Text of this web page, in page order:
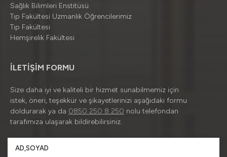
Sağlık Bilimleri Enstitüsü
Tıp Fakültesi Uzmanlık Öğrencilerimiz
Tıp Fakültesi
Hemşirelik Fakültesi
İLETİŞİM FORMU
Size daha iyi ve kaliteli bir hizmet sunabilmemiz için
istek, öneri, teşekkür ve şikayetlerinizi aşağıdaki formu
doldurarak ya da 0850 250 8 250 nolu telefondan
tarafımıza ulaşarak bildirebilirsiniz.